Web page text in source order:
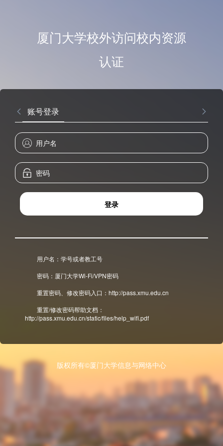
厦门大学校外访问校内资源
认证
账号登录
登录
用户名：学号或者教工号
密码：厦门大学Wi-Fi/VPN密码
重置密码、修改密码入口：http://pass.xmu.edu.cn
重置/修改密码帮助文档：
http://pass.xmu.edu.cn/static/files/help_wifi.pdf
版权所有©厦门大学信息与网络中心